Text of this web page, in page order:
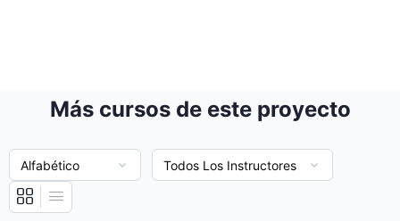
Más cursos de este proyecto